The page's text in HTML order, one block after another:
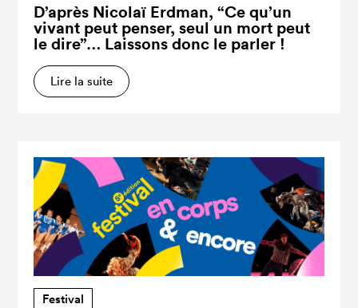
D’après Nicolaï Erdman, “Ce qu’un
vivant peut penser, seul un mort peut
le dire”… Laissons donc le parler !
Lire la suite
Festival